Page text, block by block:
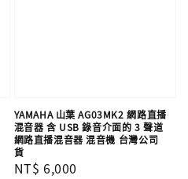
YAMAHA 山葉 AG03MK2 網路直播
混音器 含 USB 錄音介面的 3 聲道
網路直播混音器 混音機 台灣公司
貨
Regular
NT$ 6,000